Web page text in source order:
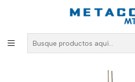
PRODUCTOS Fibra Óptica
Cable Fibra Óptica 32x10 DT04